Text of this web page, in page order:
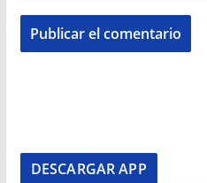
DESCARGAR APP